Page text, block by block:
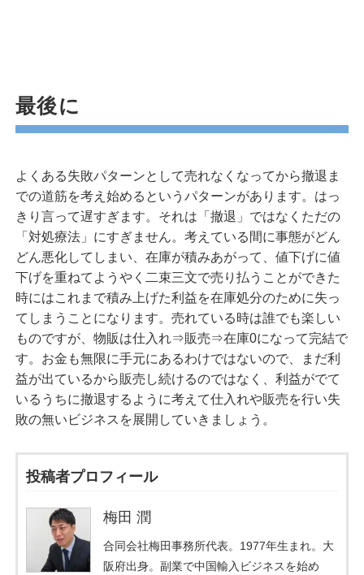
最後に
よくある失敗パターンとして売れなくなってから撤退ま
での道筋を考え始めるというパターンがあります。はっ
きり言って遅すぎます。それは「撤退」ではなくただの
「対処療法」にすぎません。考えている間に事態がどん
どん悪化してしまい、在庫が積みあがって、値下げに値
下げを重ねてようやく二束三文で売り払うことができた
時にはこれまで積み上げた利益を在庫処分のために失っ
てしまうことになります。売れている時は誰でも楽しい
ものですが、物販は仕入れ⇒販売⇒在庫0になって完結で
す。お金も無限に手元にあるわけではないので、まだ利
益が出ているから販売し続けるのではなく、利益がでて
いるうちに撤退するように考えて仕入れや販売を行い失
敗の無いビジネスを展開していきましょう。
投稿者プロフィール
梅田 潤
合同会社梅田事務所代表。1977年生まれ。大
阪府出身。副業で中国輸入ビジネスを始め